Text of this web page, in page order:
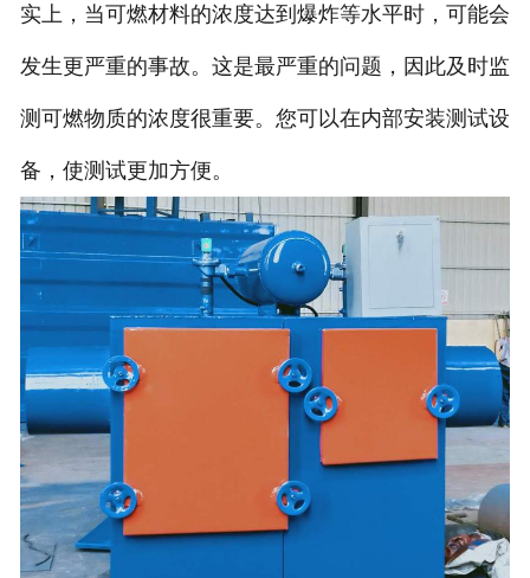
实上，当可燃材料的浓度达到爆炸等水平时，可能会
发生更严重的事故。这是最严重的问题，因此及时监
测可燃物质的浓度很重要。您可以在内部安装测试设
备，使测试更加方便。